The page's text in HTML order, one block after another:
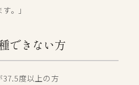
。」
できない方
37.5度以上の方